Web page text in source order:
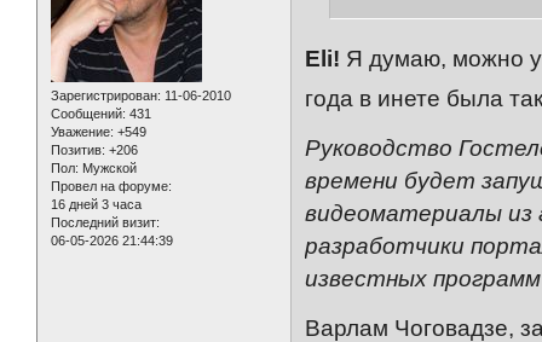
Зарегистрирован: 11-06-2010
Сообщений: 431
Уважение: +549
Позитив: +206
Пол: Мужской
Провел на форуме:
16 дней 3 часа
Последний визит:
06-05-2026 21:44:39
Eli! Я думаю, можно
года в инете была
Руководство
времени будет
видеоматериалы из
разработчики
известных
Варлам Чоговадзе,